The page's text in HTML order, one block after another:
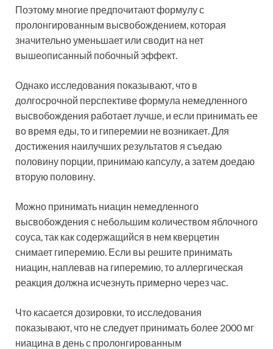
Поэтому многие предпочитают формулу с
пролонгированным высвобождением, которая
значительно уменьшает или сводит на нет
вышеописанный побочный эффект.
Однако исследования показывают, что в
долгосрочной перспективе формула немедленного
высвобождения работает лучше, и если принимать ее
во время еды, то и гиперемии не возникает. Для
достижения наилучших результатов я съедаю
половину порции, принимаю капсулу, а затем доедаю
вторую половину.
Можно принимать ниацин немедленного
высвобождения с небольшим количеством яблочного
соуса, так как содержащийся в нем кверцетин
снимает гиперемию. Если вы решите принимать
ниацин, наплевав на гиперемию, то аллергическая
реакция должна исчезнуть примерно через час.
Что касается дозировки, то исследования
показывают, что не следует принимать более 2000 мг
ниацина в день с пролонгированным